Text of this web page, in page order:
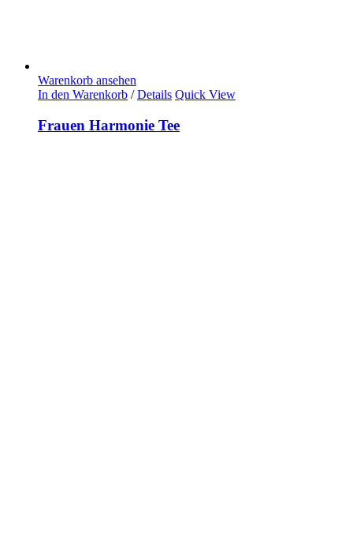
Warenkorb ansehen
In den Warenkorb / Details Quick View
Frauen Harmonie Tee